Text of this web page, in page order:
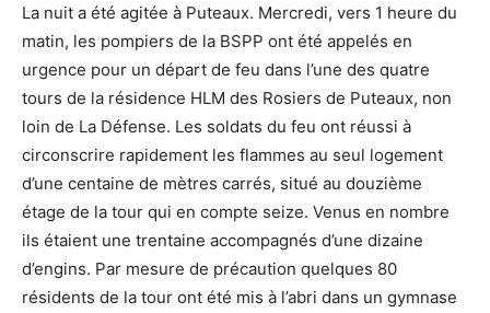
La nuit a été agitée à Puteaux. Mercredi, vers 1 heure du
matin, les pompiers de la BSPP ont été appelés en
urgence pour un départ de feu dans l’une des quatre
tours de la résidence HLM des Rosiers de Puteaux, non
loin de La Défense. Les soldats du feu ont réussi à
circonscrire rapidement les flammes au seul logement
d’une centaine de mètres carrés, situé au douzième
étage de la tour qui en compte seize. Venus en nombre
ils étaient une trentaine accompagnés d’une dizaine
d’engins. Par mesure de précaution quelques 80
résidents de la tour ont été mis à l’abri dans un gymnase